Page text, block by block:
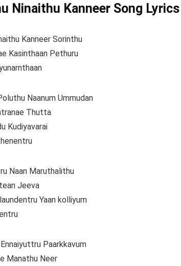
Ninaithu Kanneer Song
Kanneer Sorinthu
Kasinthaan Pethuru
Naanum Ummudan
Thutta
Kudiyavarai
Naan Maruthalithu
Jeeva
Yaan kolliyum
Paarkkavum
Manathu Neer